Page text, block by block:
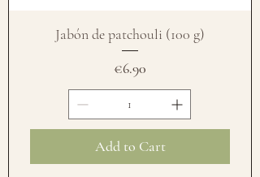
Jabón de patchouli (100 g)
Price
€6.90
Add to Cart